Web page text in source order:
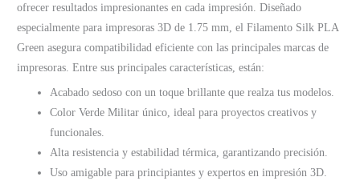
ofrecer resultados impresionantes en cada impresión. Diseñado
especialmente para impresoras 3D de 1.75 mm, el Filamento Silk PLA
Green asegura compatibilidad eficiente con las principales marcas de
impresoras. Entre sus principales características, están:
Acabado sedoso con un toque brillante que realza tus modelos.
Color Verde Militar único, ideal para proyectos creativos y
funcionales.
Alta resistencia y estabilidad térmica, garantizando precisión.
Uso amigable para principiantes y expertos en impresión 3D.